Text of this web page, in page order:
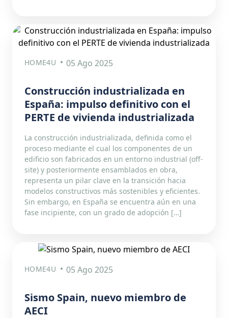
HOME4U 05 Ago 2025
Construcción industrializada en
España: impulso definitivo con el
PERTE de vivienda industrializada
La construcción industrializada, definida como el
proceso mediante el cual los componentes de un
edificio son fabricados en un entorno industrial (off-
site) y posteriormente ensamblados en obra,
representa un pilar clave en la transición hacia
modelos constructivos más sostenibles y eficientes.
Sin embargo, en España se encuentra aún en una
fase incipiente, con un grado de adopción […]
HOME4U 05 Ago 2025
Sismo Spain, nuevo miembro de
AECI